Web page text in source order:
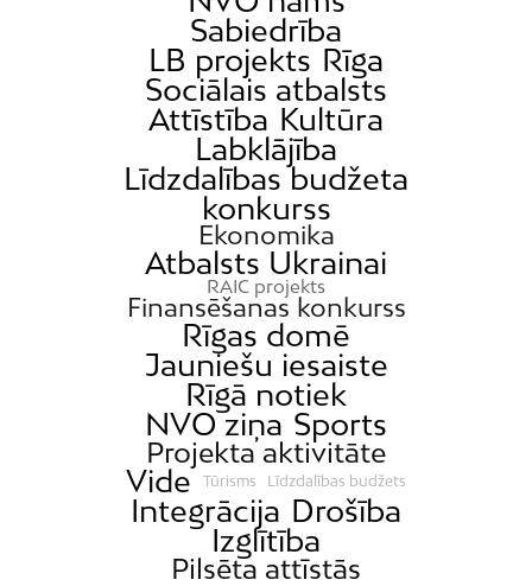
Sabiedrība
LB projekts Rīga
Sociālais atbalsts
Attīstība Kultūra
Labklājība
Līdzdalības budžeta
konkurss
Ekonomika
Atbalsts Ukrainai
RAIC projekts
Finansēšanas konkurss
Rīgas domē
Jauniešu iesaiste
Rīgā notiek
NVO ziņa Sports
Projekta aktivitāte
Vide Tūrisms Līdzdalības budžets
Integrācija Drošība
Izglītība
Pilsēta attīstās